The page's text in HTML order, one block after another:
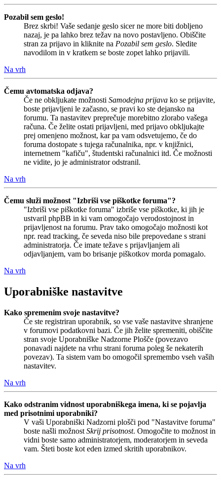
Pozabil sem geslo!
Brez skrbi! Vaše sedanje geslo sicer ne more biti dobljeno
nazaj, je pa lahko brez težav na novo postavljeno. Obiščite
stran za prijavo in kliknite na Pozabil sem geslo. Sledite
navodilom in v kratkem se boste zopet lahko prijavili.
Na vrh
Čemu avtomatska odjava?
Če ne obkljukate možnosti Samodejna prijava ko se prijavite,
boste prijavljeni le začasno, se pravi ko ste dejansko na
forumu. Ta nastavitev preprečuje morebitno zlorabo vašega
računa. Če želite ostati prijavljeni, med prijavo obkljukajte
prej omenjeno možnost, kar pa vam odsvetujemo, če do
foruma dostopate s tujega računalnika, npr. v knjižnici,
internetnem "kafiču", študentski računalnici itd. Če možnosti
ne vidite, jo je administrator odstranil.
Na vrh
Čemu služi možnost "Izbriši vse piškotke foruma"?
"Izbriši vse piškotke foruma" izbriše vse piškotke, ki jih je
ustvaril phpBB in ki vam omogočajo verodostojnost in
prijavljenost na forumu. Prav tako omogočajo možnosti kot
npr. read tracking, če seveda niso bile prepovedane s strani
administratorja. Če imate težave s prijavljanjem ali
odjavljanjem, vam bo brisanje piškotkov morda pomagalo.
Na vrh
Uporabniške nastavitve
Kako spremenim svoje nastavitve?
Če ste registriran uporabnik, so vse vaše nastavitve shranjene
v forumovi podatkovni bazi. Če jih želite spremeniti, obiščite
stran svoje Uporabniške Nadzorne Plošče (povezavo
ponavadi najdete na vrhu strani foruma poleg še nekaterih
povezav). Ta sistem vam bo omogočil spremembo vseh vaših
nastavitev.
Na vrh
Kako odstranim vidnost uporabniškega imena, ki se pojavlja
med prisotnimi uporabniki?
V vaši Uporabniški Nadzorni plošči pod "Nastavitve foruma"
boste našli možnost Skrij prisotnost. Omogočite to možnost in
vidni boste samo administratorjem, moderatorjem in seveda
vam. Šteti boste kot eden izmed skritih uporabnikov.
Na vrh